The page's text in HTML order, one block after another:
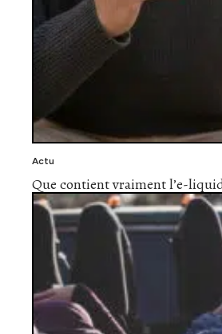
Actu
Que contient vraiment l’e-